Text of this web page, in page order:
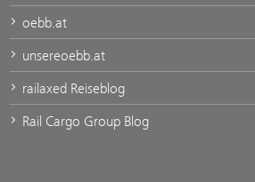
oebb.at
unsereoebb.at
railaxed Reiseblog
Rail Cargo Group Blog